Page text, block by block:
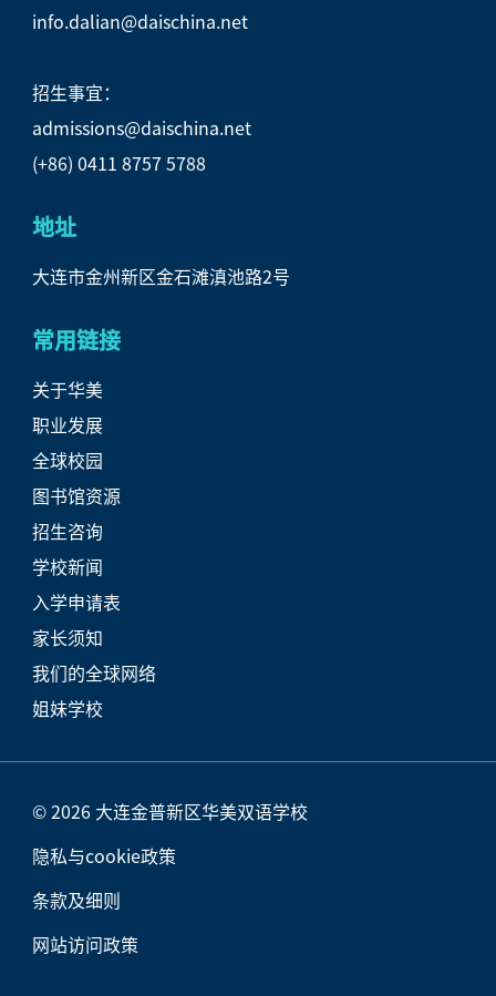
info.dalian@daischina.net
招生事宜：
admissions@daischina.net
(+86) 0411 8757 5788
地址
大连市金州新区金石滩滇池路2号
常用链接
关于华美
职业发展
全球校园
图书馆资源
招生咨询
学校新闻
入学申请表
家长须知
我们的全球网络
姐妹学校
© 2026 大连金普新区华美双语学校
隐私与cookie政策
条款及细则
网站访问政策